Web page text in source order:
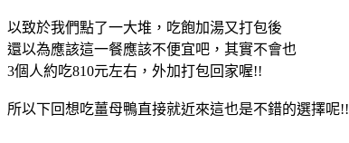
以致於我們點了一大堆，吃飽加湯又打包後
還以為應該這一餐應該不便宜吧，其實不會也
3個人約吃810元左右，外加打包回家喔!!
所以下回想吃薑母鴨直接就近來這也是不錯的選擇呢!!